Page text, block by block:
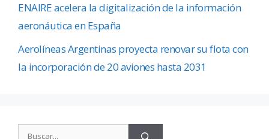
ENAIRE acelera la digitalización de la información
aeronáutica en España
Aerolíneas Argentinas proyecta renovar su flota con
la incorporación de 20 aviones hasta 2031